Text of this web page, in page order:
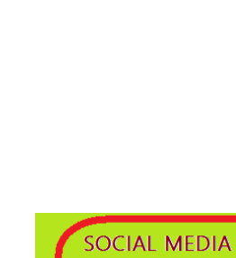
Social media policy